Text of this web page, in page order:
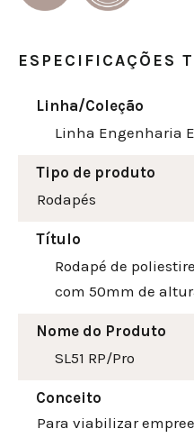
ESPECIFICAÇÕES
Linha/Coleção
Linha Engenharia
Tipo de produto
Rodapés
Título
Rodapé de
com 50mm de
Nome do Produto
SL51 RP/Pro
Conceito
Para viabilizar